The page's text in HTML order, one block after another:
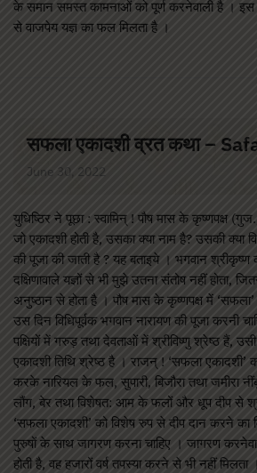
के समान समस्त कामनाओं को पूर्ण करनेवाली है ।
से वाजपेय यज्ञ का फल मिलता है ।
सफला एकादशी व्रत कथा –
June 30, 2022
युधिष्ठिर ने पूछा : स्वामिन् ! पौष मास के कृष्णपक्ष
जो एकादशी होती है, उसका क्या नाम है? उसकी क्या
की पूजा की जाती है ? यह बताइये । भगवान श्रीकृष्ण
दक्षिणावाले यज्ञों से भी मुझे उतना संतोष नहीं होता,
अनुष्ठान से होता है । पौष मास के कृष्णपक्ष में ‘सफला’
उस दिन विधिपूर्वक भगवान नारायण की पूजा करनी
पक्षियों में गरुड़ तथा देवताओं में श्रीविष्णु श्रेष्ठ हैं,
एकादशी तिथि श्रेष्ठ है । राजन् ! ‘सफला एकादशी’
करके नारियल के फल, सुपारी, बिजौरा तथा जमीरा
लौंग, बेर तथा विशेषत: आम के फलों और धूप दीप से
‘सफला एकादशी’ को विशेष रुप से दीप दान करने का
पुरुषों के साथ जागरण करना चाहिए । जागरण
होती है, वह हजारों वर्ष तपस्या करने से भी नहीं